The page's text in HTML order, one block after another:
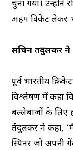
चुना गया। उन्होंने
अहम विकेट लेकर
सचिन तेंदुलकर ने
पूर्व भारतीय
विश्लेषण में कहा
बल्लेबाजों के लिए
तेंदुलकर ने कहा,
स्पिनर जो अपनी